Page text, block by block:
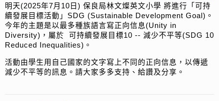
明天(2025年7月10日) 保良局林文燦英文小學 將進行「可持
續發展目標活動」SDG (Sustainable Development Goal)。
今年的主題是以最多種族語言寫正向信息(Unity in
Diversity)，屬於 可持續發展目標10 -- 減少不平等(SDG 10
Reduced Inequalities)。
活動由學生用自己國家的文字寫上不同的正向信息，以傳遞
減少不平等的訊息。請大家多多支持、給讚及分享。